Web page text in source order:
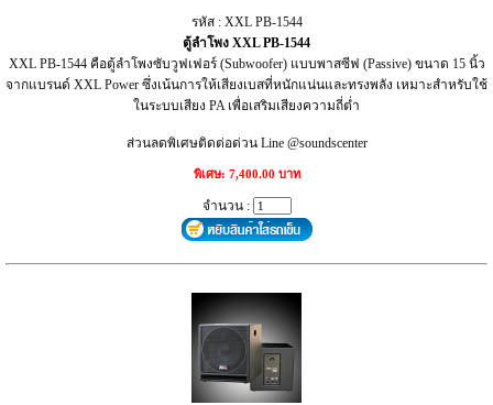
รหัส : XXL PB-1544
ตู้ลำโพง XXL PB-1544
XXL PB-1544 คือตู้ลำโพงซับวูฟเฟอร์ (Subwoofer) แบบพาสซีฟ (Passive) ขนาด 15 นิ้ว
จากแบรนด์ XXL Power ซึ่งเน้นการให้เสียงเบสที่หนักแน่นและทรงพลัง เหมาะสำหรับใช้
ในระบบเสียง PA เพื่อเสริมเสียงความถี่ต่ำ
ส่วนลดพิเศษติดต่อด่วน Line @soundscenter
พิเศษ: 7,400.00 บาท
จำนวน :